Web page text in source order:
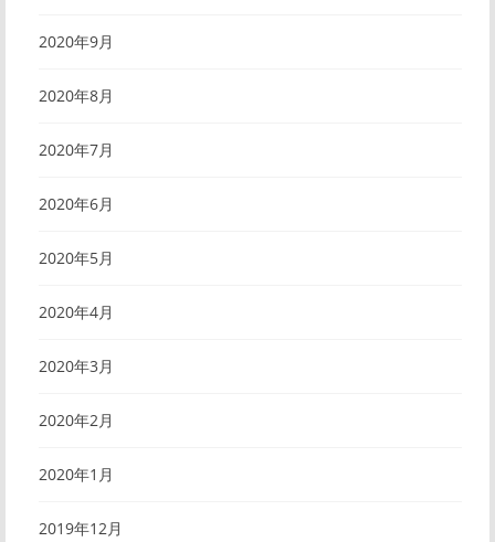
2020年9月
2020年8月
2020年7月
2020年6月
2020年5月
2020年4月
2020年3月
2020年2月
2020年1月
2019年12月